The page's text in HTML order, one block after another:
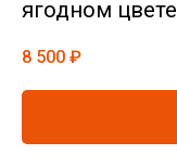
ягодном цвете
8 500 ₽